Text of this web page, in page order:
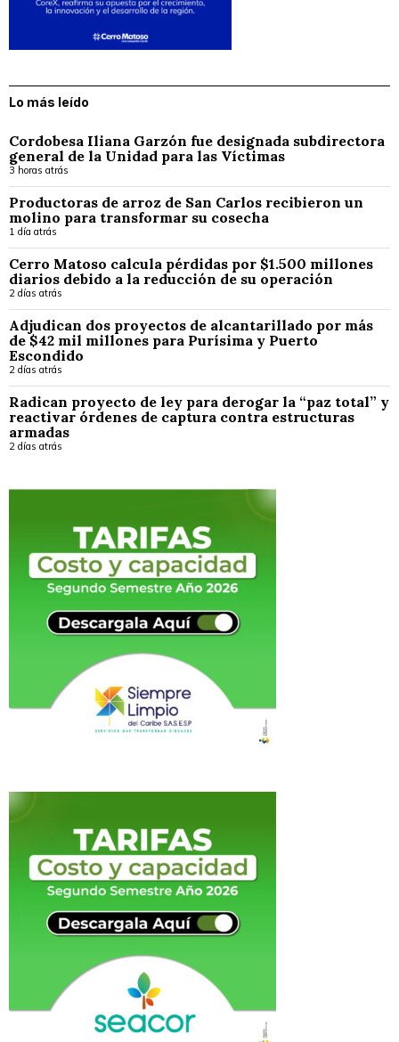
Lo más leído
Cordobesa Iliana Garzón fue designada subdirectora
general de la Unidad para las Víctimas
3 horas atrás
Productoras de arroz de San Carlos recibieron un
molino para transformar su cosecha
1 día atrás
Cerro Matoso calcula pérdidas por $1.500 millones
diarios debido a la reducción de su operación
2 días atrás
Adjudican dos proyectos de alcantarillado por más
de $42 mil millones para Purísima y Puerto
Escondido
2 días atrás
Radican proyecto de ley para derogar la “paz total” y
reactivar órdenes de captura contra estructuras
armadas
2 días atrás